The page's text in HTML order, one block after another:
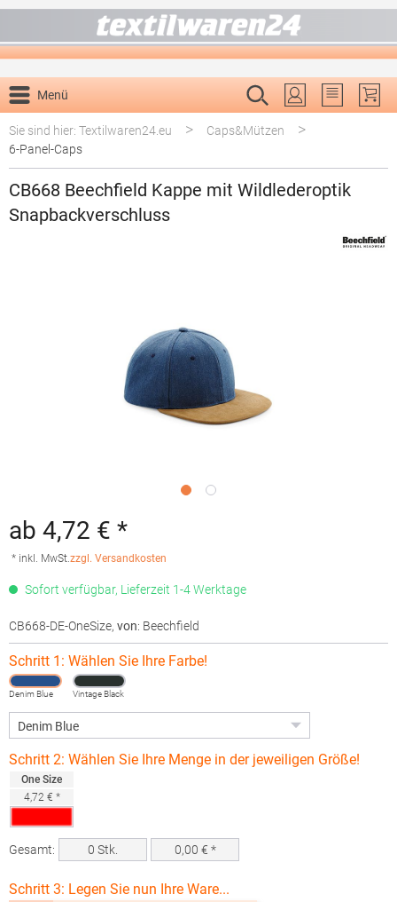
Menü
Du hast 0
Sie sind hier: Textilwaren24.eu
> Caps&Mützen >
6-Panel-Caps
CB668 Beechfield Kappe mit Wildlederoptik
Snapbackverschluss
ab 4,72 € *
* inkl. MwSt.zzgl. Versandkosten
Sofort verfügbar, Lieferzeit 1-4 Werktage
CB668-DE-OneSize, von: Beechfield
Schritt 1: Wählen Sie Ihre Farbe!
Denim Blue Vintage Black
Schritt 2: Wählen Sie Ihre Menge in der jeweiligen Größe!
One Size
4,72 € *
Gesamt: 0 Stk. 0,00 € *
Schritt 3: Legen Sie nun Ihre Ware...